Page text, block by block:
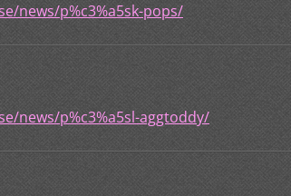
news/p%c3%a5sk-pops/
news/p%c3%a5sl-aggtoddy/